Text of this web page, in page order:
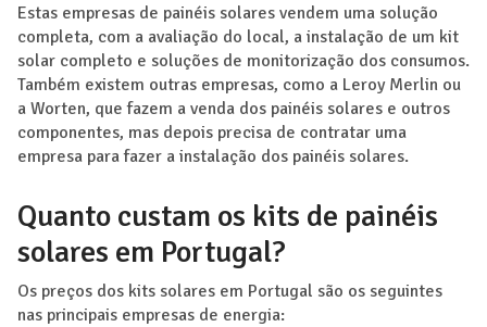
Estas empresas de painéis solares vendem uma solução
completa, com a avaliação do local, a instalação de um kit
solar completo e soluções de monitorização dos consumos.
Também existem outras empresas, como a Leroy Merlin ou
a Worten, que fazem a venda dos painéis solares e outros
componentes, mas depois precisa de contratar uma
empresa para fazer a instalação dos painéis solares.
Quanto custam os kits de painéis
solares em Portugal?
Os preços dos kits solares em Portugal são os seguintes
nas principais empresas de energia: